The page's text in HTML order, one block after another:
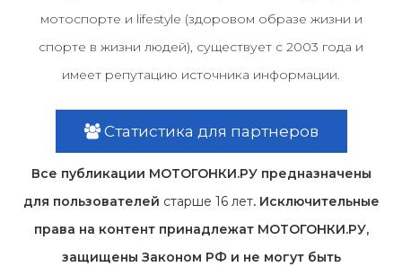
мотоспорте и lifestyle (здоровом образе жизни и
спорте в жизни людей), существует с 2003 года и
имеет репутацию источника информации.
Статистика для партнеров
Все публикации МОТОГОНКИ.РУ предназначены
для пользователей старше 16 лет. Исключительные
права на контент принадлежат МОТОГОНКИ.РУ,
защищены Законом РФ и не могут быть